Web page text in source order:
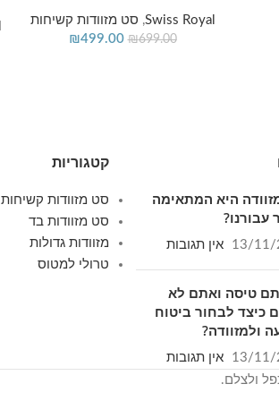
Swiss Royal
, סט מזוודות קשיחות
₪699.00
₪499.00
היא המתאימה
עבורנו?
13/11/ אין תגובות
טיסה ואתם לא
כיצד לבחור ביטוח
ולמזוודה?
13/11/ אין תגובות
קטגוריות
סט מזוודות קשיחות
סט מזוודות בד
מזוודות גדולות
טרולי למטוס